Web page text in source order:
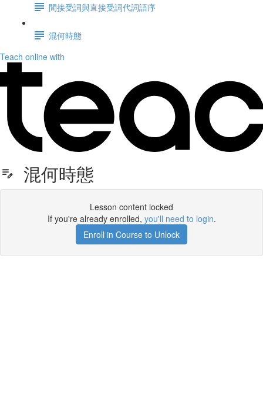
間接受詞與直接受詞代詞語序
混何時態
Teach online with
混何時態
Lesson content locked
If you're already enrolled, you'll need to login.
Enroll in Course to Unlock